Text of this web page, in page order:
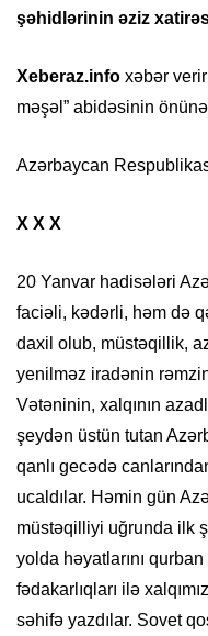
şəhidlərinin əziz
Xeberaz.info xəbər
məşəl” abidəsinin
Azərbaycan
X X X
20 Yanvar hadisələri
faciəli, kədərli, həm də
daxil olub, müstəqillik,
yenilməz iradənin
Vətəninin, xalqının
şeydən üstün tutan
qanlı gecədə
ucaldılar. Həmin gün
müstəqilliyi uğrunda ilk
yolda həyatlarını
fədakarlıqları ilə
səhifə yazdılar. Sovet